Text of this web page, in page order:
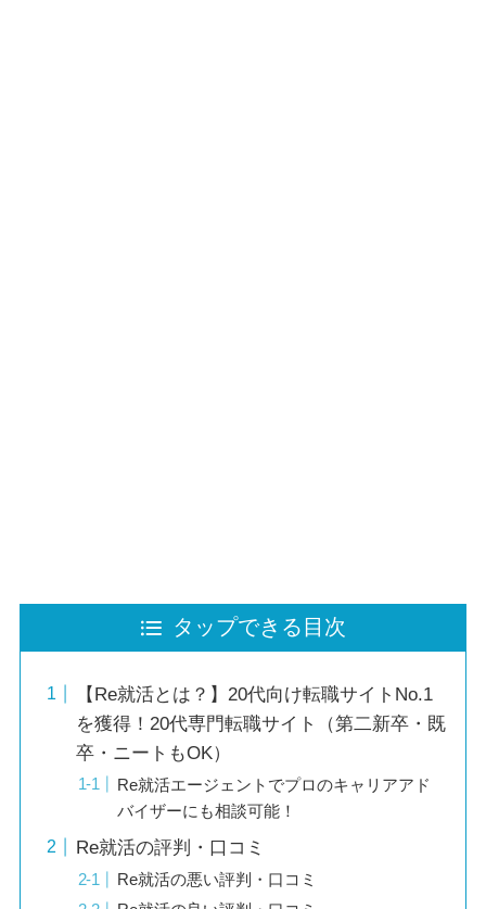
タップできる目次
【Re就活とは？】20代向け転職サイトNo.1
を獲得！20代専門転職サイト（第二新卒・既
卒・ニートもOK）
Re就活エージェントでプロのキャリアアド
バイザーにも相談可能！
Re就活の評判・口コミ
Re就活の悪い評判・口コミ